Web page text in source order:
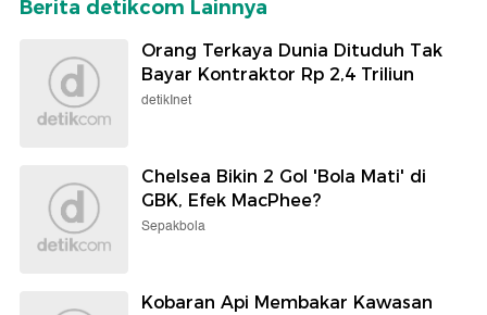
Berita detikcom Lainnya
Orang Terkaya Dunia Dituduh Tak
Bayar Kontraktor Rp 2,4 Triliun
detikInet
Chelsea Bikin 2 Gol 'Bola Mati' di
GBK, Efek MacPhee?
Sepakbola
Kobaran Api Membakar Kawasan